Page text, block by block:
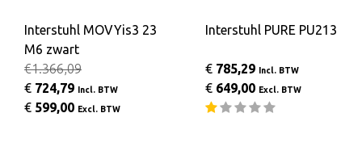
Interstuhl MOVYis3 23
M6 zwart
€1.366,09
€ 724,79 Incl. BTW
€ 599,00 Excl. BTW
Interstuhl PURE PU213
€ 785,29 Incl. BTW
€ 649,00 Excl. BTW